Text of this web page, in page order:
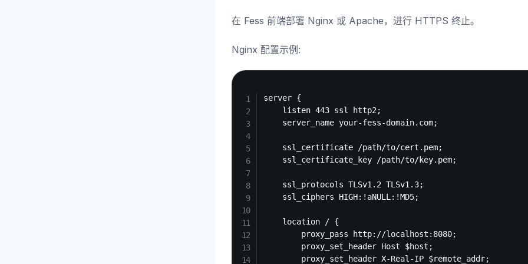
在 Fess 前端部署 Nginx 或 Apache，进行 HTTPS 终止。
Nginx 配置示例:
server {
    listen 443 ssl http2;
    server_name your-fess-domain.com;
    ssl_certificate /path/to/cert.pem;
    ssl_certificate_key /path/to/key.pem;
    ssl_protocols TLSv1.2 TLSv1.3;
    ssl_ciphers HIGH:!aNULL:!MD5;
    location / {
        proxy_pass http://localhost:8080;
        proxy_set_header Host $host;
        proxy_set_header X-Real-IP $remote_addr;